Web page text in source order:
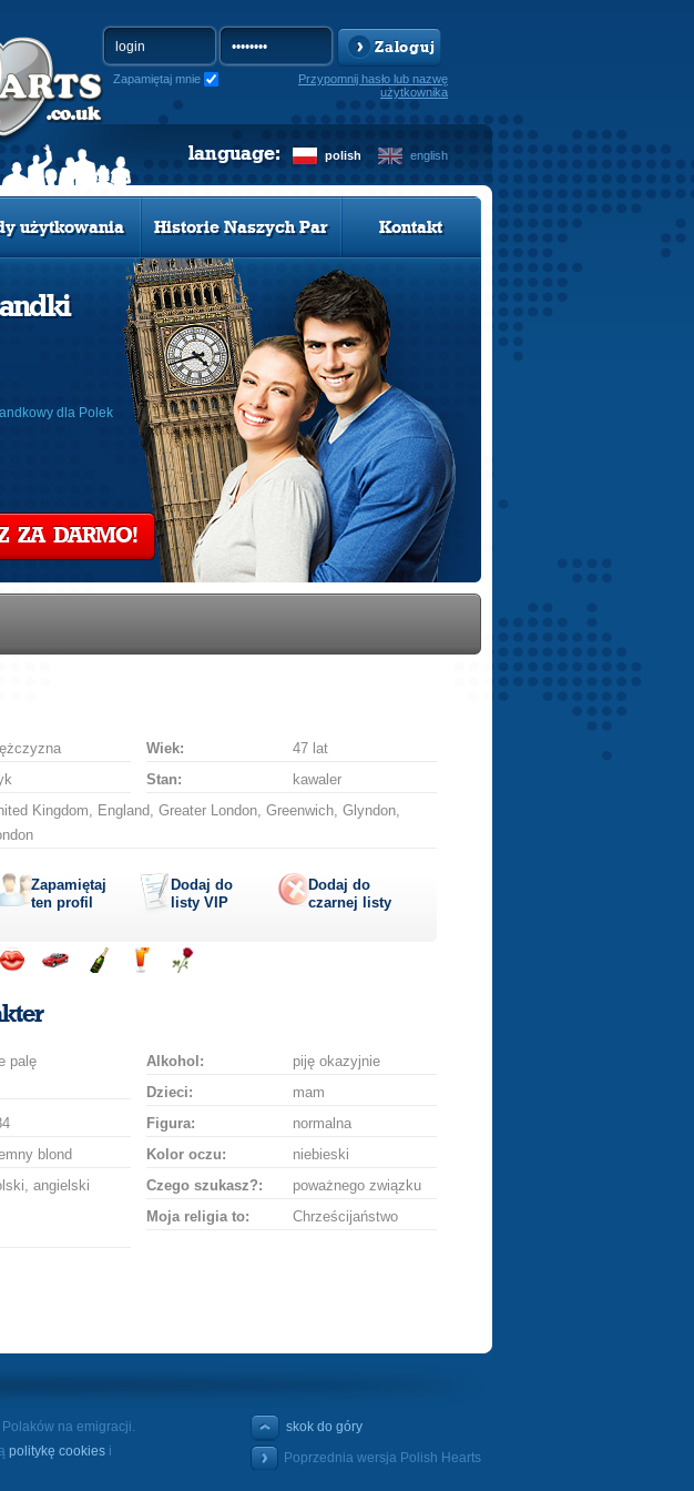
Zaloguj
Zapamiętaj mnie
Przypomnij hasło lub nazwę
użytkownika
polish english
language:
użytkowania Historie Naszych Par Kontakt
dla Polek
ZA DARMO!
Wiek:
47 lat
Stan:
kawaler
Kingdom, England, Greater London, Greenwich, Glyndon,
Zapamiętaj
ten profil
Dodaj do
listy VIP
Dodaj do
czarnej listy
buziaka
palę Alkohol:
piję okazyjnie
Dzieci:
mam
Figura:
normalna
blond Kolor oczu:
niebieski
angielski Czego szukasz?:
poważnego związku
Moja religia to:
Chrześcijaństwo
na emigracji.
politykę cookies i
skok do góry
Poprzednia wersja Polish Hearts